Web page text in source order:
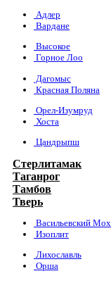
Адлер
Вардане
Высокое
Горное Лоо
Дагомыс
Красная Поляна
Орел-Изумруд
Хоста
Цандрыпш
Стерлитамак
Таганрог
Тамбов
Тверь
Васильевский Мох
Изоплит
Лихославль
Орша